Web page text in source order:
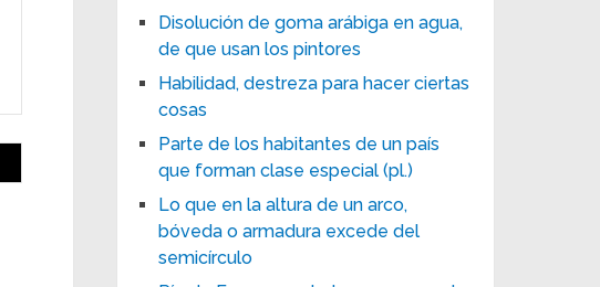
Disolución de goma arábiga en agua,
de que usan los pintores
Habilidad, destreza para hacer ciertas
cosas
Parte de los habitantes de un país
que forman clase especial (pl.)
Lo que en la altura de un arco,
bóveda o armadura excede del
semicírculo